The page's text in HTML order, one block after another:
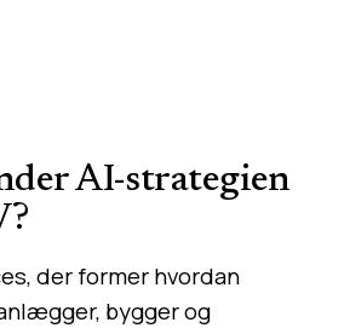
AI-strategien
der former hvordan
bygger og